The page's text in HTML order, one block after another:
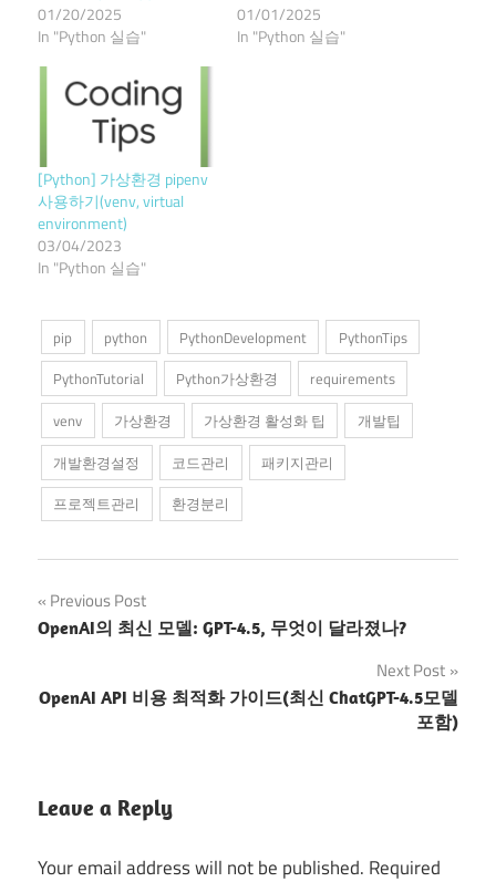
01/20/2025
In "Python 실습"
01/01/2025
In "Python 실습"
[Python] 가상환경 pipenv
사용하기(venv, virtual
environment)
03/04/2023
In "Python 실습"
pip python PythonDevelopment
PythonTips
PythonTutorial
Python가상환경
requirements
venv
가상환경 가상환경 활성화 팁
개발팁
개발환경설정
코드관리
패키지관리
프로젝트관리
환경분리
Post
navigation
Previous Post
OpenAI의 최신 모델: GPT-4.5, 무엇이 달라졌나?
Next Post
OpenAI API 비용 최적화 가이드(최신 ChatGPT-4.5모델
포함)
Leave a Reply
Your email address will not be published. Required